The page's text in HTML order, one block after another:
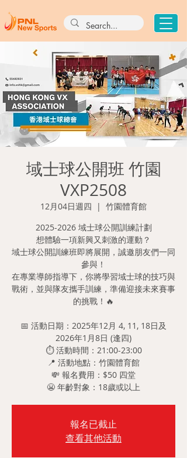
域士球公開班 竹園
VXP2508
12月04日週四
  |
竹園體育館
2025-2026 域士球公開訓練計劃
想體驗一項新興又刺激的運動？
域士球公開訓練班即將展開，誠邀朋友們一同
參與！
在專業導師指導下，你將學習域士球的技巧與
戰術，並與隊友攜手訓練，準備迎接未來賽事
的挑戰！🔥
📅 活動日期：2025年12月 4, 11, 18日及
2026年1月8日 (逢四)
⏱️ 活動時間：21:00-23:00
📍 活動地點：竹園體育館
💸 報名費用：$50 四堂
😬 年齡對象：18歲或以上
報名已截止
查看其他活動